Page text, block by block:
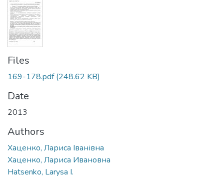
Files
169-178.pdf(248.62 KB)
Date
2013
Authors
Хаценко, Лариса Іванівна
Хаценко, Лариса Ивановна
Hatsenko, Larysa I.